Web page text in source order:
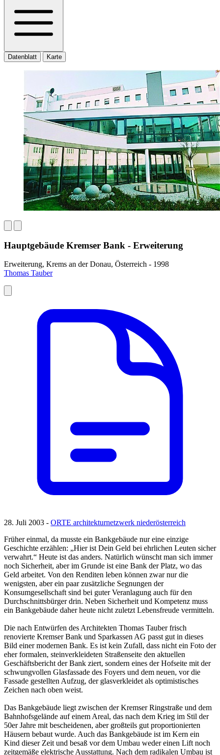
Datenblatt Karte
Hauptgebäude Kremser Bank - Erweiterung
Erweiterung, Krems an der Donau, Österreich - 1998
Thomas Tauber
28. Juli 2003 - ORTE architekturnetzwerk niederösterreich
Früher einmal, da musste ein Bankgebäude nur eine einzige
Geschichte erzählen: „Hier ist Dein Geld bei ehrlichen Leuten sicher
verwahrt.“ Heute ist das anders. Natürlich wünscht man sich immer
noch Sicherheit, aber im Grunde ist eine Bank der Platz, wo das
Geld arbeitet. Von den Renditen leben können zwar nur die
wenigsten, aber ein paar zusätzliche Segnungen der
Konsumgesellschaft sind bei guter Veranlagung auch für den
Durchschnittsbürger drin. Neben Sicherheit und Kompetenz muss
ein Bankgebäude daher heute nicht zuletzt Lebensfreude vermitteln.
Die nach Entwürfen des Architekten Thomas Tauber frisch
renovierte Kremser Bank und Sparkassen AG passt gut in dieses
Bild einer modernen Bank. Es ist kein Zufall, dass nicht ein Foto der
eher formalen, steinverkleideten Straßenseite den aktuellen
Geschäftsbericht der Bank ziert, sondern eines der Hofseite mit der
schwungvollen Glasfassade des Foyers und dem neuen, vor die
Fassade gestellten Aufzug, der glasverkleidet als optimistisches
Zeichen nach oben weist.
Das Bankgebäude liegt zwischen der Kremser Ringstraße und dem
Bahnhofsgelände auf einem Areal, das nach dem Krieg im Stil der
50er Jahre mit bescheidenen, aber großteils gut proportionierten
Häusern bebaut wurde. Auch das Bankgebäude ist im Kern ein
Kind dieser Zeit und besaß vor dem Umbau weder einen Lift noch
zeitgemäße elektrische Ausstattung. Nach dem radikalen Umbau ist